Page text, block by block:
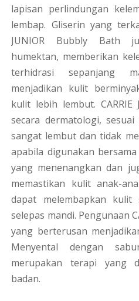
lapisan perlindungan
lembap. Gliserin yang
JUNIOR Bubbly Bath
humektan, memberikan
terhidrasi sepanjang
menjadikan kulit
kulit lebih lembut.
secara dermatologi,
sangat lembut dan tidak
apabila digunakan
yang menenangkan dan
memastikan kulit anak-
dapat melembapkan kulit
selepas mandi. Pengunaan
yang berterusan
Menyental dengan
merupakan terapi yang
badan.